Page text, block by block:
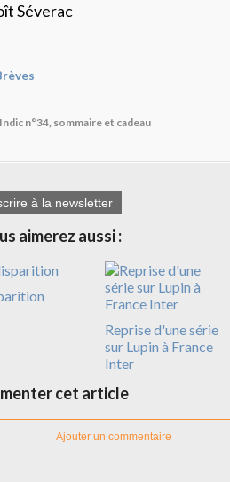
Séverac
n°34, sommaire et cadeau
à la newsletter
aimerez aussi :
Reprise d'une série
sur Lupin à France
Inter
cet article
Ajouter un commentaire